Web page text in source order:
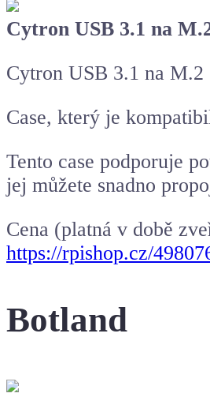
Cytron USB 3.1 na
Cytron USB 3.1 na
Case, který je
Tento case podporuje
jej můžete snadno
Cena (platná v době
https://rpishop.cz/
Botland